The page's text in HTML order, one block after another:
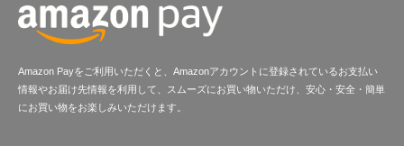
Amazon Payをご利用いただくと、Amazonアカウントに登録されているお支払い
情報やお届け先情報を利用して、スムーズにお買い物いただけ、安心・安全・簡単
にお買い物をお楽しみいただけます。